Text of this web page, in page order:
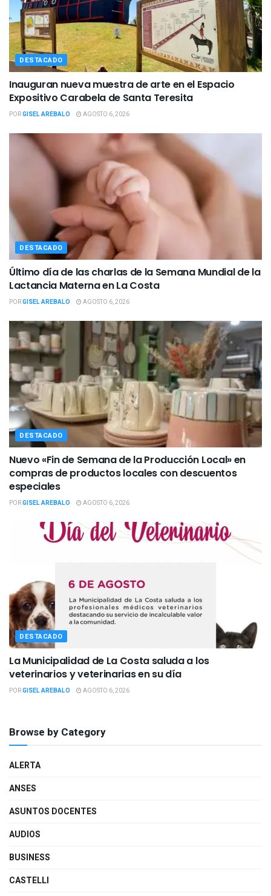
DESTACADO
Inauguran nueva muestra de arte en el Espacio
Expositivo Carabela de Santa Teresita
PORGISEL AREBALO AGOSTO 6, 2026
DESTACADO
Último día de las charlas de la Semana Mundial de la
Lactancia Materna en La Costa
PORGISEL AREBALO AGOSTO 6, 2026
DESTACADO
Nuevo «Fin de Semana de la Producción Local» en
compras de productos locales con descuentos
especiales
PORGISEL AREBALO AGOSTO 6, 2026
DESTACADO
La Municipalidad de La Costa saluda a los
veterinarios y veterinarias en su día
PORGISEL AREBALO AGOSTO 6, 2026
Browse by Category
ALERTA
ANSES
ASUNTOS DOCENTES
AUDIOS
BUSINESS
CASTELLI